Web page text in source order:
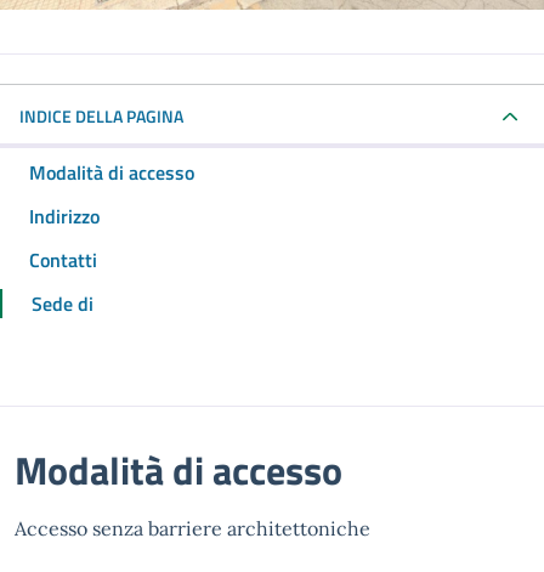
INDICE DELLA PAGINA
Modalità di accesso
Indirizzo
Contatti
Sede di
Modalità di accesso
Accesso senza barriere architettoniche